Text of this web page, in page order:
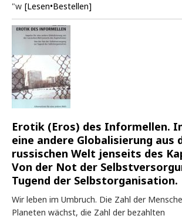
"w [Lesen•Bestellen]
Erotik (Eros) des Informellen.
eine andere Globalisierung aus
russischen Welt jenseits des
Von der Not der
Tugend der Selbstorganisation.
Wir leben im Umbruch. Die Zahl der
Planeten wächst, die Zahl der bezahlten